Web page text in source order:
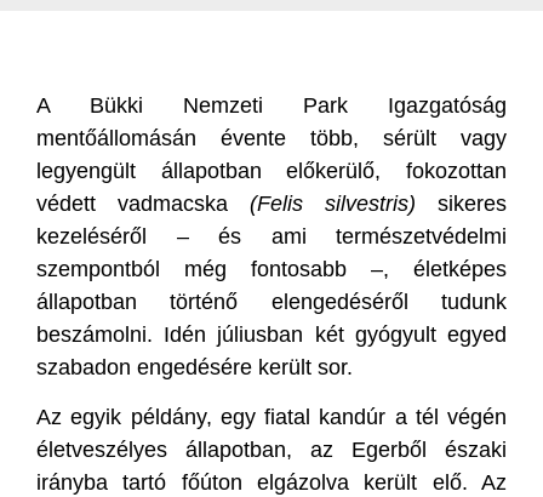
A Bükki Nemzeti Park Igazgatóság
mentőállomásán évente több, sérült vagy
legyengült állapotban előkerülő, fokozottan
védett vadmacska (Felis silvestris) sikeres
kezeléséről – és ami természetvédelmi
szempontból még fontosabb –, életképes
állapotban történő elengedéséről tudunk
beszámolni. Idén júliusban két gyógyult egyed
szabadon engedésére került sor.
Az egyik példány, egy fiatal kandúr a tél végén
életveszélyes állapotban, az Egerből északi
irányba tartó főúton elgázolva került elő. Az